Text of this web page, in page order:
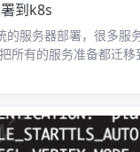
到k8s
的服务器部署，很多服
所有的服务准备都迁